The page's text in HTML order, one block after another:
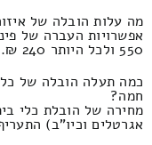
מה עלות הובלה של
אפשרויות העברה של
550 ולכל היותר 240 ₪.
כמה תעלה הובלה של
חמה?
מחירה של הובלת כלי
אגרטלים וכיו"ב) התעריף הוא 360 ולכל היותר